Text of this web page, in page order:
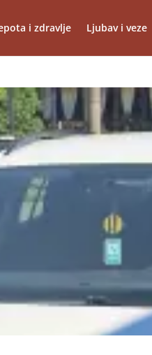
i zdravlje Ljubav i veze